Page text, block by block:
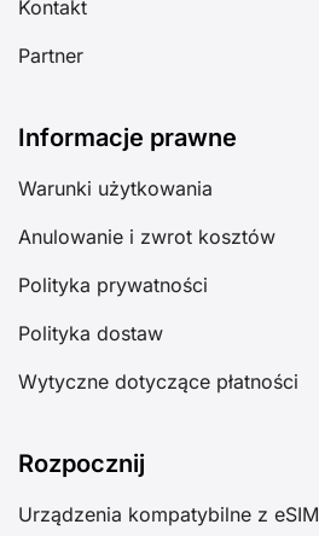
Kontakt
Partner
Informacje prawne
Warunki użytkowania
Anulowanie i zwrot kosztów
Polityka prywatności
Polityka dostaw
Wytyczne dotyczące płatności
Rozpocznij
Urządzenia kompatybilne z eSIM